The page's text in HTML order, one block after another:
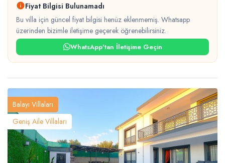
Fiyat Bilgisi Bulunamadı
Bu villa için güncel fiyat bilgisi henüz eklenmemiş. Whatsapp
üzerinden bizimle iletişime geçerek öğrenebilirsiniz.
WhatsApp'tan İletişime Geçin
Balayı Villaları
Geniş Aile Villaları